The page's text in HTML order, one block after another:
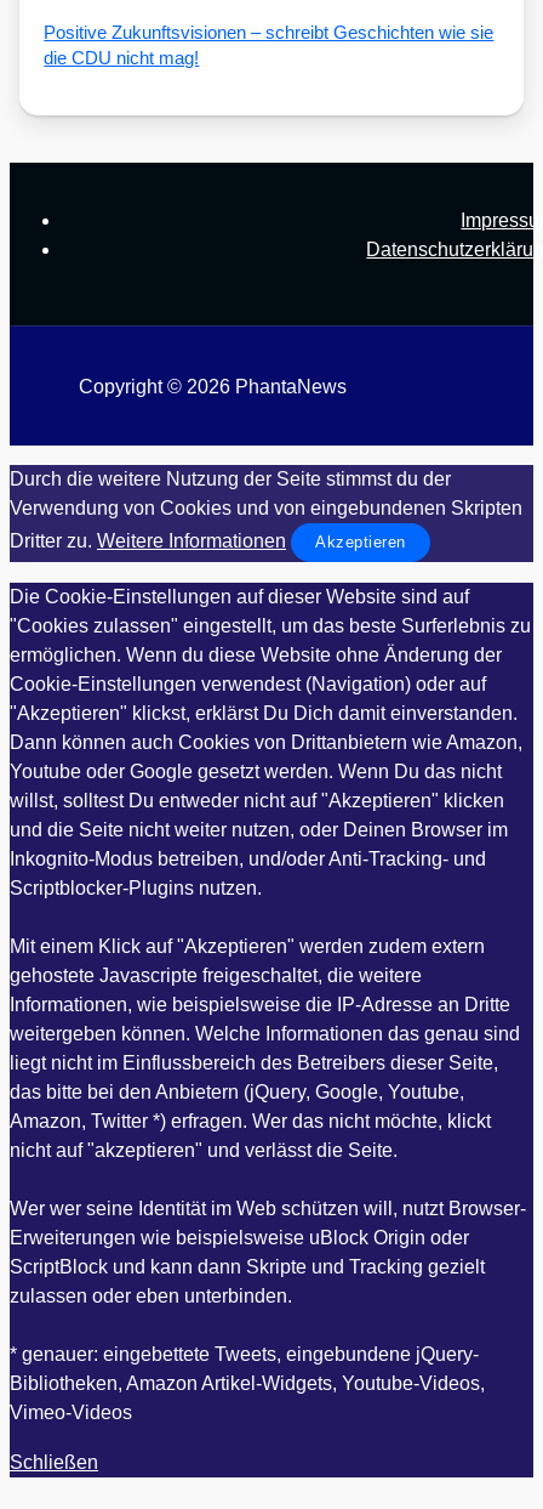
Posi­ti­ve Zukunfts­vi­sio­nen – schreibt Geschich­ten wie sie
die CDU nicht mag!
Copyright © 2026 PhantaNews
Durch die weitere Nutzung der Seite stimmst du der
Verwendung von Cookies und von eingebundenen Skripten
Dritter zu. Weitere Informationen Akzeptieren
Die Cookie-Einstellungen auf dieser Website sind auf
"Cookies zulassen" eingestellt, um das beste Surferlebnis zu
ermöglichen. Wenn du diese Website ohne Änderung der
Cookie-Einstellungen verwendest (Navigation) oder auf
"Akzeptieren" klickst, erklärst Du Dich damit einverstanden.
Dann können auch Cookies von Drittanbietern wie Amazon,
Youtube oder Google gesetzt werden. Wenn Du das nicht
willst, solltest Du entweder nicht auf "Akzeptieren" klicken
und die Seite nicht weiter nutzen, oder Deinen Browser im
Inkognito-Modus betreiben, und/oder Anti-Tracking- und
Scriptblocker-Plugins nutzen.
Mit einem Klick auf "Akzeptieren" werden zudem extern
gehostete Javascripte freigeschaltet, die weitere
Informationen, wie beispielsweise die IP-Adresse an Dritte
weitergeben können. Welche Informationen das genau sind
liegt nicht im Einflussbereich des Betreibers dieser Seite,
das bitte bei den Anbietern (jQuery, Google, Youtube,
Amazon, Twitter *) erfragen. Wer das nicht möchte, klickt
nicht auf "akzeptieren" und verlässt die Seite.
Wer wer seine Identität im Web schützen will, nutzt Browser-
Erweiterungen wie beispielsweise uBlock Origin oder
ScriptBlock und kann dann Skripte und Tracking gezielt
zulassen oder eben unterbinden.
* genauer: eingebettete Tweets, eingebundene jQuery-
Bibliotheken, Amazon Artikel-Widgets, Youtube-Videos,
Vimeo-Videos
Schließen